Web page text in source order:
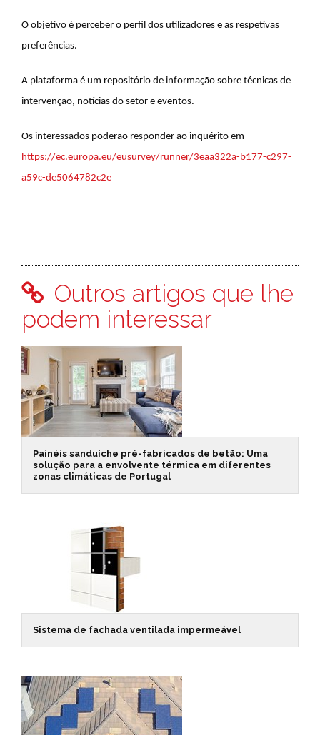
O objetivo é perceber o perfil dos utilizadores e as respetivas
preferências.
A plataforma é um repositório de informação sobre técnicas de
intervenção, notícias do setor e eventos.
Os interessados poderão responder ao inquérito em
https://ec.europa.eu/eusurvey/runner/3eaa322a-b177-c297-
a59c-de5064782c2e
Outros artigos que lhe
podem interessar
Painéis sanduíche pré-fabricados de betão: Uma
solução para a envolvente térmica em diferentes
zonas climáticas de Portugal
Sistema de fachada ventilada impermeável